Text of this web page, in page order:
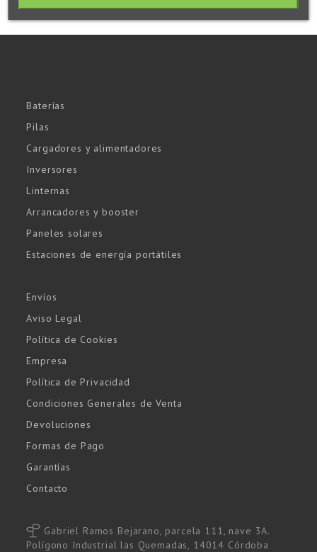
Baterías
Pilas
Cargadores y alimentadores
Inversores
Linternas
Arrancadores y booster
Paneles solares
Estaciones de energía portátiles
Envíos
Aviso Legal
Política de Cookies
Empresa
Política de Privacidad
Condiciones Generales de Venta
Devoluciones
Formas de Pago
Garantías
Contacto
Gabriel Ramos Bejarano, parcela 111, nave 3A.
Polígono Industrial las Quemadas, 14014 Córdoba